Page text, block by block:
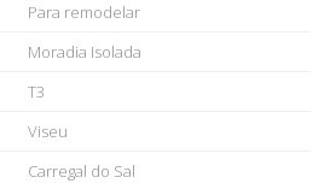
Para remodelar
Moradia Isolada
T3
Viseu
Carregal do Sal